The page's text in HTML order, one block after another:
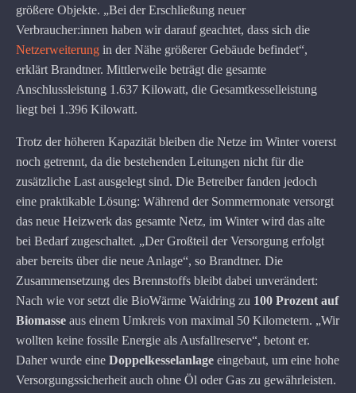
größere Objekte. „Bei der Erschließung neuer
Verbraucher:innen haben wir darauf geachtet, dass sich die
Netzerweiterung in der Nähe größerer Gebäude befindet“,
erklärt Brandtner. Mittlerweile beträgt die gesamte
Anschlussleistung 1.637 Kilowatt, die Gesamtkesselleistung
liegt bei 1.396 Kilowatt.
Trotz der höheren Kapazität bleiben die Netze im Winter vorerst
noch getrennt, da die bestehenden Leitungen nicht für die
zusätzliche Last ausgelegt sind. Die Betreiber fanden jedoch
eine praktikable Lösung: Während der Sommermonate versorgt
das neue Heizwerk das gesamte Netz, im Winter wird das alte
bei Bedarf zugeschaltet. „Der Großteil der Versorgung erfolgt
aber bereits über die neue Anlage“, so Brandtner. Die
Zusammensetzung des Brennstoffs bleibt dabei unverändert:
Nach wie vor setzt die BioWärme Waidring zu 100 Prozent auf
Biomasse aus einem Umkreis von maximal 50 Kilometern. „Wir
wollten keine fossile Energie als Ausfallreserve“, betont er.
Daher wurde eine Doppelkesselanlage eingebaut, um eine hohe
Versorgungssicherheit auch ohne Öl oder Gas zu gewährleisten.